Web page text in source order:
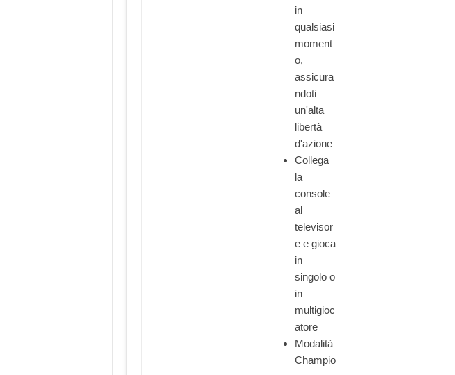
in
qualsiasi
moment
o,
assicura
ndoti
un'alta
libertà
d'azione
Collega
la
console
al
televisor
e e gioca
in
singolo o
in
multigioc
atore
Modalità
Champio